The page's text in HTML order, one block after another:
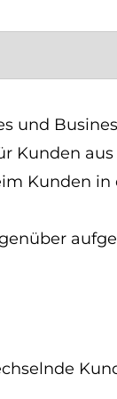
und
Kunden
Kunden in